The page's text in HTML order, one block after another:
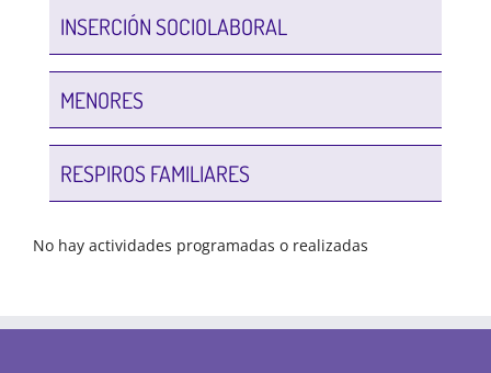
INSERCIÓN SOCIOLABORAL
MENORES
RESPIROS FAMILIARES
No hay actividades programadas o realizadas